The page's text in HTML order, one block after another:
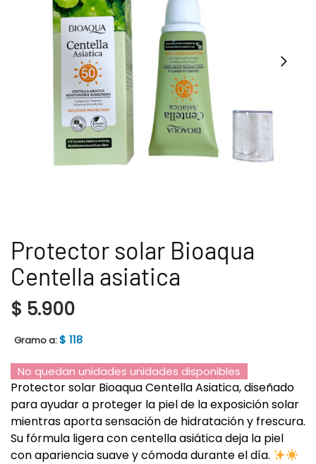
Protector solar Bioaqua
Centella asiatica
$ 5.900
Gramo a:$ 118
No quedan unidades unidades disponibles
Protector solar Bioaqua Centella Asiatica, diseñado
para ayudar a proteger la piel de la exposición solar
mientras aporta sensación de hidratación y frescura.
Su fórmula ligera con centella asiática deja la piel
con apariencia suave y cómoda durante el día.